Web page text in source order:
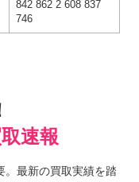
842 862 2 608 837
746
速報
。最新の買取実績を踏